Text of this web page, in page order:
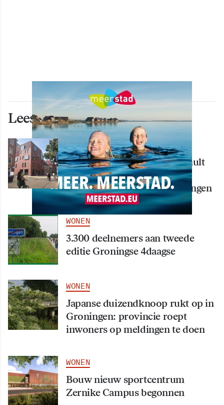
Lees ook deze artikelen
WONEN
Nieuw creatief centrum Tumult
bijna klaar: opening eind
september in hart van Groningen
WONEN
3.300 deelnemers aan tweede
editie Groningse 4daagse
WONEN
Japanse duizendknoop rukt op in
Groningen: provincie roept
inwoners op meldingen te doen
WONEN
Bouw nieuw sportcentrum
Zernike Campus begonnen